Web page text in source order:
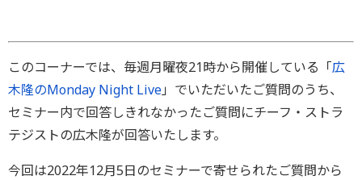
このコーナーでは、毎週月曜夜21時から開催している「広
木隆のMonday Night Live」でいただいたご質問のうち、
セミナー内で回答しきれなかったご質問にチーフ・ストラ
テジストの広木隆が回答いたします。
今回は2022年12月5日のセミナーで寄せられたご質問から